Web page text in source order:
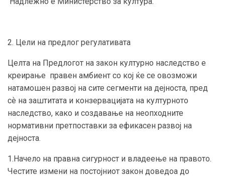
2. Цели на предлог регулативата
Целта на Предлогот на закон културно наследство е
креирање правен амбиент со кој ќе се овозможи
натамошен развој на сите сегменти на дејноста, пред
сѐ на заштитата и конзервацијата на културното
наследство, како и создавање на неопходните
нормативни претпоставки за ефикасен развој на
дејноста.
1.Начело на правна сигурност и владеење на правото.
Честите измени на постојниот закон доведоа до